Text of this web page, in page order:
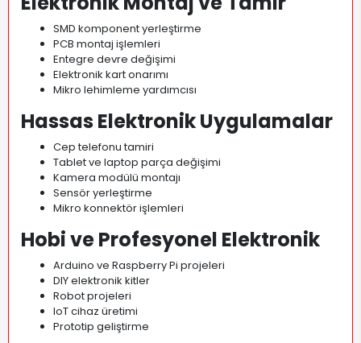
SMD komponent yerleştirme
PCB montaj işlemleri
Entegre devre değişimi
Elektronik kart onarımı
Mikro lehimleme yardımcısı
Hassas Elektronik Uygulamalar
Cep telefonu tamiri
Tablet ve laptop parça değişimi
Kamera modülü montajı
Sensör yerleştirme
Mikro konnektör işlemleri
Hobi ve Profesyonel Elektronik
Arduino ve Raspberry Pi projeleri
DIY elektronik kitler
Robot projeleri
IoT cihaz üretimi
Prototip geliştirme